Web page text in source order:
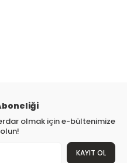
olmak için e-bültenimize
KAYIT OL